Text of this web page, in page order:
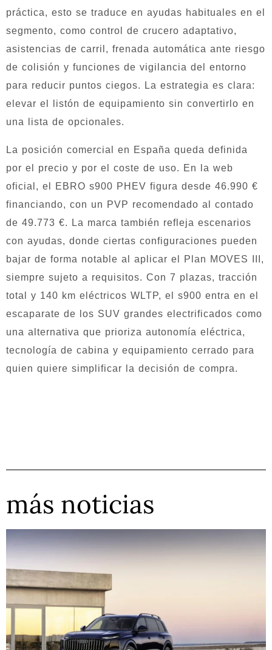
práctica, esto se traduce en ayudas habituales en el
segmento, como control de crucero adaptativo,
asistencias de carril, frenada automática ante riesgo
de colisión y funciones de vigilancia del entorno
para reducir puntos ciegos. La estrategia es clara:
elevar el listón de equipamiento sin convertirlo en
una lista de opcionales.
La posición comercial en España queda definida
por el precio y por el coste de uso. En la web
oficial, el EBRO s900 PHEV figura desde 46.990 €
financiando, con un PVP recomendado al contado
de 49.773 €. La marca también refleja escenarios
con ayudas, donde ciertas configuraciones pueden
bajar de forma notable al aplicar el Plan MOVES III,
siempre sujeto a requisitos. Con 7 plazas, tracción
total y 140 km eléctricos WLTP, el s900 entra en el
escaparate de los SUV grandes electrificados como
una alternativa que prioriza autonomía eléctrica,
tecnología de cabina y equipamiento cerrado para
quien quiere simplificar la decisión de compra.
más noticias